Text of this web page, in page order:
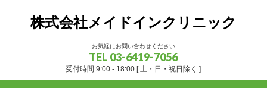
株式会社メイドインクリニック
お気軽にお問い合わせください
TEL 03-6419-7056
受付時間 9:00 - 18:00 [ 土・日・祝日除く ]